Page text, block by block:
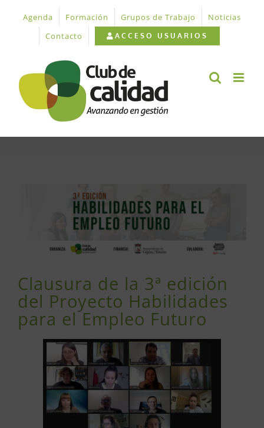
contenido
Agenda Formación Grupos de Trabajo
Noticias
Contacto
ACCESO USUARIOS
Clausura de la 3ª edición
del Proyecto Habilidades
para el Empleo Futuro